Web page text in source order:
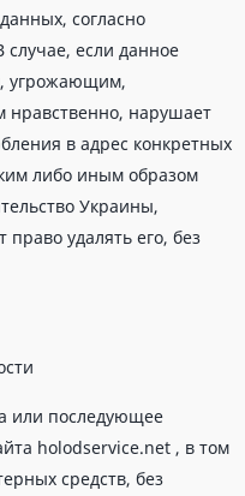
согласно
если данное
угрожающим,
нравственно, нарушает
в адрес конкретных
либо иным образом
Украины,
удалять его, без
или последующее
holodservice.net , в том
средств, без